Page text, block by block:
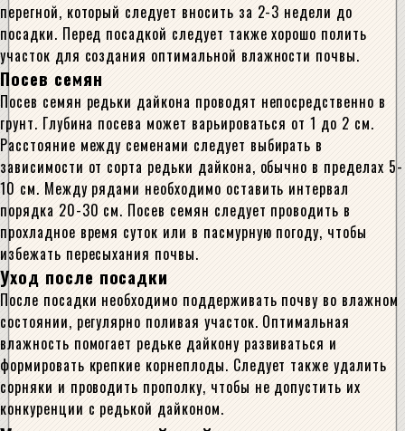
перегной, который следует вносить за 2-3 недели до
посадки. Перед посадкой следует также хорошо полить
участок для создания оптимальной влажности почвы.
Посев семян
Посев семян редьки дайкона проводят непосредственно в
грунт. Глубина посева может варьироваться от 1 до 2 см.
Расстояние между семенами следует выбирать в
зависимости от сорта редьки дайкона, обычно в пределах 5-
10 см. Между рядами необходимо оставить интервал
порядка 20-30 см. Посев семян следует проводить в
прохладное время суток или в пасмурную погоду, чтобы
избежать пересыхания почвы.
Уход после посадки
После посадки необходимо поддерживать почву во влажном
состоянии, регулярно поливая участок. Оптимальная
влажность помогает редьке дайкону развиваться и
формировать крепкие корнеплоды. Следует также удалить
сорняки и проводить прополку, чтобы не допустить их
конкуренции с редькой дайконом.